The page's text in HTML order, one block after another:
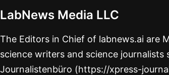
LabNews Media LLC
The Editors in Chief of labnews.ai are
science writers and science
Journalistenbüro (https://xpress-